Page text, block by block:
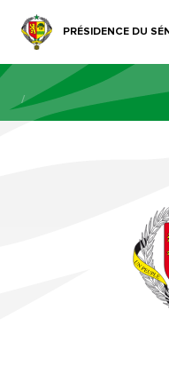
PRÉSIDENCE DU
/